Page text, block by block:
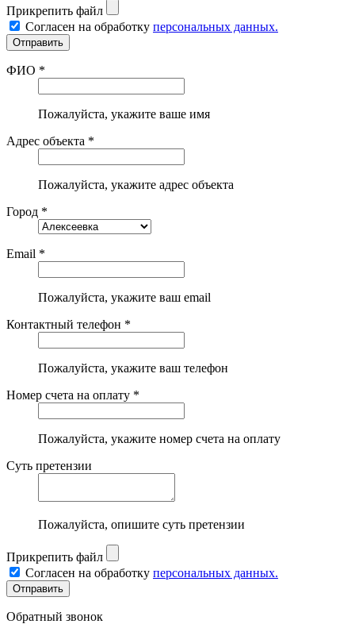
Прикрепить файл
Согласен на обработку персональных данных.
ФИО *
Пожалуйста, укажите ваше имя
Адрес объекта *
Пожалуйста, укажите адрес объекта
Город *
Email *
Пожалуйста, укажите ваш email
Контактный телефон *
Пожалуйста, укажите ваш телефон
Номер счета на оплату *
Пожалуйста, укажите номер счета на оплату
Суть претензии
Пожалуйста, опишите суть претензии
Прикрепить файл
Согласен на обработку персональных данных.
Обратный звонок